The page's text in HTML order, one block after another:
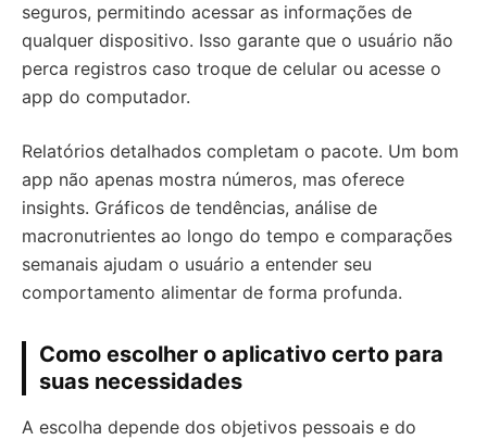
seguros, permitindo acessar as informações de
qualquer dispositivo. Isso garante que o usuário não
perca registros caso troque de celular ou acesse o
app do computador.
Relatórios detalhados completam o pacote. Um bom
app não apenas mostra números, mas oferece
insights. Gráficos de tendências, análise de
macronutrientes ao longo do tempo e comparações
semanais ajudam o usuário a entender seu
comportamento alimentar de forma profunda.
Como escolher o aplicativo certo para
suas necessidades
A escolha depende dos objetivos pessoais e do